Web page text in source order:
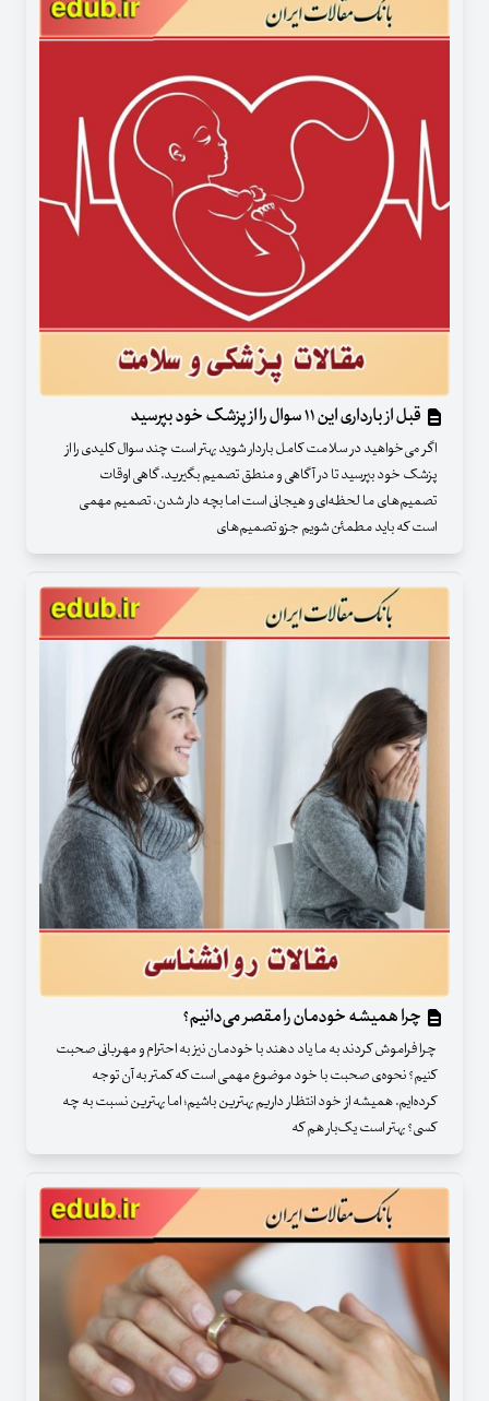
قبل از بارداری این ۱۱ سوال را از پزشک خود بپرسید
اگر می‌خواهید در سلامت کامل باردار شوید بهتر است چند سوال کلیدی را از
پزشک خود بپرسید تا در آگاهی و منطق تصمیم بگیرید. گاهی اوقات
تصمیم‌های ما لحظه‌ای و هیجانی است اما بچه دار شدن، تصمیم مهمی
است که باید مطمئن شویم جزو تصمیم‌های
چرا همیشه خودمان را مقصر می‌دانیم؟
چرا فراموش کردند به ما یاد دهند با خودمان نیز به احترام و مهربانی صحبت
کنیم؟ نحوه‌ی صحبت با خود موضوع مهمی است که کمتر به آن توجه
کرده‌ایم. همیشه از خود انتظار داریم بهترین باشیم؛ اما بهترین نسبت به چه
کسی؟ ‌بهتر است یک‌بار هم که